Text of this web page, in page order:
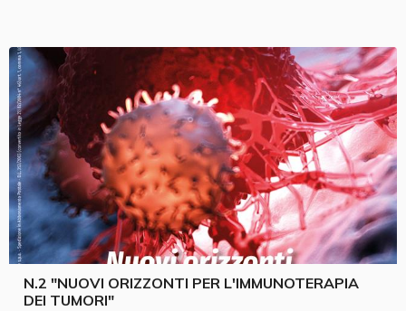
N.2 "NUOVI ORIZZONTI PER L'IMMUNOTERAPIA
DEI TUMORI"